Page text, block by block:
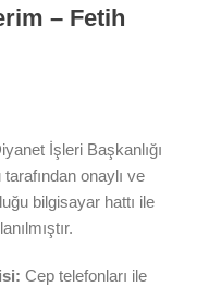
– Fetih
İşleri Başkanlığı
onaylı ve
bilgisayar hattı ile
Cep telefonları ile